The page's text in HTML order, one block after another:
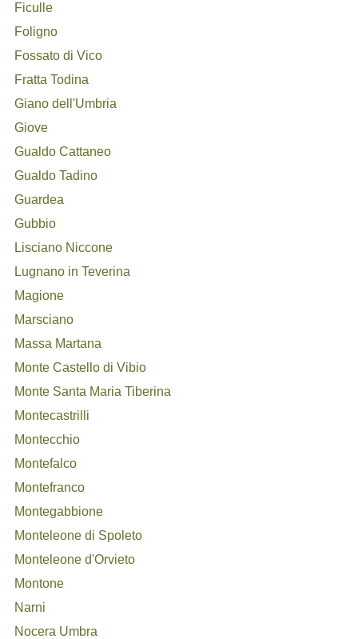
Ficulle
Foligno
Fossato di Vico
Fratta Todina
Giano dell'Umbria
Giove
Gualdo Cattaneo
Gualdo Tadino
Guardea
Gubbio
Lisciano Niccone
Lugnano in Teverina
Magione
Marsciano
Massa Martana
Monte Castello di Vibio
Monte Santa Maria Tiberina
Montecastrilli
Montecchio
Montefalco
Montefranco
Montegabbione
Monteleone di Spoleto
Monteleone d'Orvieto
Montone
Narni
Nocera Umbra